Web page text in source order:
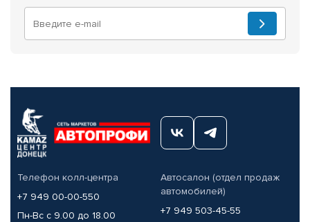
Телефон колл-центра
+7 949 00-00-550
Пн-Вс с 9.00 до 18.00
Автосалон (отдел продаж
автомобилей)
+7 949 503-45-55